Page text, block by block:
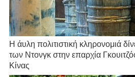
Η άυλη πολιτιστική κληρονομιά
των Ντονγκ στην επαρχία
Κίνας